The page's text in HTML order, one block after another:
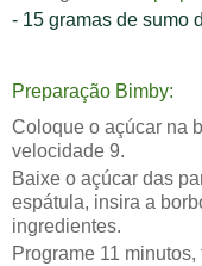
- 15 gramas de sumo
Preparação Bimby:
Coloque o açúcar na
velocidade 9.
Baixe o açúcar das
espátula, insira a
ingredientes.
Programe 11